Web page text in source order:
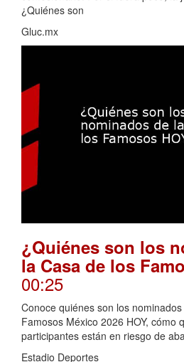
¿Quiénes son
Gluc.mx
¿Quiénes son los
la Casa de los
00:25
Conoce quiénes son los
Famosos México 2026 HOY, cómo
participantes están en riesgo de
Estadio Deportes